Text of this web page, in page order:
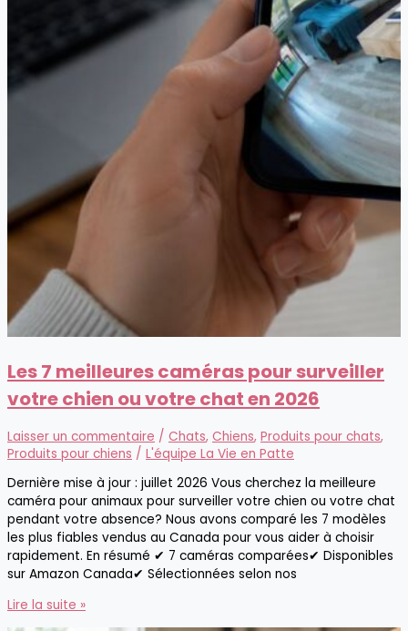
chat
Les 7 meilleures caméras pour surveiller
votre chien ou votre chat en 2026
Laisser un commentaire / Chats, Chiens, Produits pour chats,
Produits pour chiens / L'équipe La Vie en Patte
Dernière mise à jour : juillet 2026 Vous cherchez la meilleure
caméra pour animaux pour surveiller votre chien ou votre chat
pendant votre absence? Nous avons comparé les 7 modèles
les plus fiables vendus au Canada pour vous aider à choisir
rapidement. En résumé ✔ 7 caméras comparées✔ Disponibles
sur Amazon Canada✔ Sélectionnées selon nos
Les
Lire la suite »